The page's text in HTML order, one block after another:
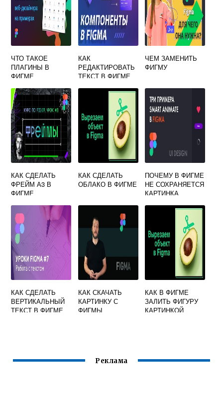
ЧТО ТАКОЕ
ПЛАГИНЫ В
ФИГМЕ
КАК
РЕДАКТИРОВАТЬ
ТЕКСТ В ФИГМЕ
ЧЕМ ЗАМЕНИТЬ
ФИГМУ
КАК СДЕЛАТЬ
ФРЕЙМ А3 В
ФИГМЕ
КАК СДЕЛАТЬ
ОБЛАКО В ФИГМЕ
ПОЧЕМУ В ФИГМЕ
НЕ СОХРАНЯЕТСЯ
КАРТИНКА
КАК СДЕЛАТЬ
ВЕРТИКАЛЬНЫЙ
ТЕКСТ В ФИГМЕ
КАК СКАЧАТЬ
КАРТИНКУ С
ФИГМЫ
КАК В ФИГМЕ
ЗАЛИТЬ ФИГУРУ
КАРТИНКОЙ
Реклама